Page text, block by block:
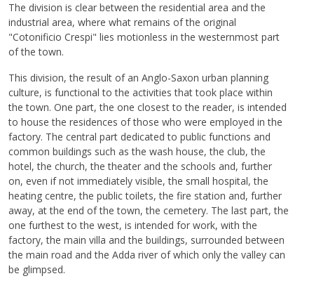
The division is clear between the residential area and the
industrial area, where what remains of the original
"Cotonificio Crespi" lies motionless in the westernmost part
of the town.
This division, the result of an Anglo-Saxon urban planning
culture, is functional to the activities that took place within
the town. One part, the one closest to the reader, is intended
to house the residences of those who were employed in the
factory. The central part dedicated to public functions and
common buildings such as the wash house, the club, the
hotel, the church, the theater and the schools and, further
on, even if not immediately visible, the small hospital, the
heating centre, the public toilets, the fire station and, further
away, at the end of the town, the cemetery. The last part, the
one furthest to the west, is intended for work, with the
factory, the main villa and the buildings, surrounded between
the main road and the Adda river of which only the valley can
be glimpsed.